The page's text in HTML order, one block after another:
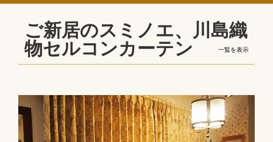
ご新居のスミノエ、川島織
物セルコンカーテン
一覧を表示